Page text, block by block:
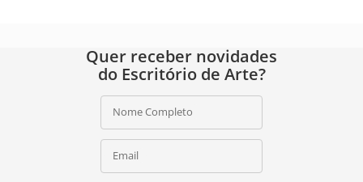
Quer receber novidades
do Escritório de Arte?
Nome Completo
Email